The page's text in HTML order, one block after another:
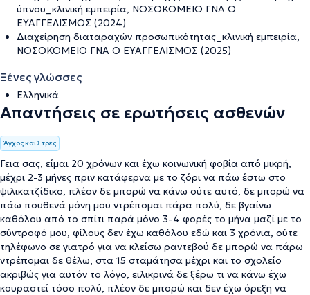
ύπνου_κλινική εμπειρία, ΝΟΣΟΚΟΜΕΙΟ ΓΝΑ Ο
ΕΥΑΓΓΕΛΙΣΜΟΣ (2024)
Διαχείρηση διαταραχών προσωπικότητας_κλινική εμπειρία,
ΝΟΣΟΚΟΜΕΙΟ ΓΝΑ Ο ΕΥΑΓΓΕΛΙΣΜΟΣ (2025)
Ξένες γλώσσες
Ελληνικά
Απαντήσεις σε ερωτήσεις ασθενών
Άγχος και Στρες
Γεια σας, είμαι 20 χρόνων και έχω κοινωνική φοβία από μικρή,
μέχρι 2-3 μήνες πριν κατάφερνα με το ζόρι να πάω έστω στο
ψιλικατζίδικο, πλέον δε μπορώ να κάνω ούτε αυτό, δε μπορώ να
πάω πουθενά μόνη μου ντρέπομαι πάρα πολύ, δε βγαίνω
καθόλου από το σπίτι παρά μόνο 3-4 φορές το μήνα μαζί με το
σύντροφό μου, φίλους δεν έχω καθόλου εδώ και 3 χρόνια, ούτε
τηλέφωνο σε γιατρό για να κλείσω ραντεβού δε μπορώ να πάρω
ντρέπομαι δε θέλω, στα 15 σταμάτησα μέχρι και το σχολείο
ακριβώς για αυτόν το λόγο, ειλικρινά δε ξέρω τι να κάνω έχω
κουραστεί τόσο πολύ, πλέον δε μπορώ και δεν έχω όρεξη να